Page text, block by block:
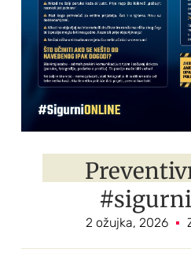
2 ožujka, 2026